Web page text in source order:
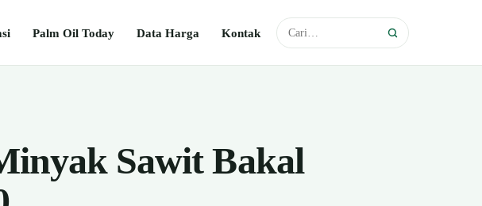
Palm Oil Today Data Harga Kontak
Sawit Bakal